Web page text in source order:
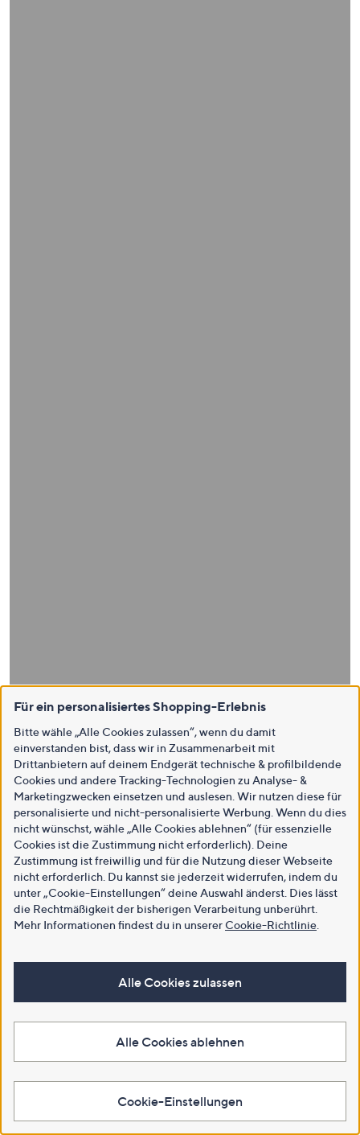
Für ein personalisiertes Shopping-Erlebnis
Bitte wähle „Alle Cookies zulassen“, wenn du damit
einverstanden bist, dass wir in Zusammenarbeit mit
Drittanbietern auf deinem Endgerät technische & profilbildende
Cookies und andere Tracking-Technologien zu Analyse- &
Marketingzwecken einsetzen und auslesen. Wir nutzen diese für
personalisierte und nicht-personalisierte Werbung. Wenn du dies
nicht wünschst, wähle „Alle Cookies ablehnen“ (für essenzielle
Cookies ist die Zustimmung nicht erforderlich). Deine
Zustimmung ist freiwillig und für die Nutzung dieser Webseite
nicht erforderlich. Du kannst sie jederzeit widerrufen, indem du
unter „Cookie-Einstellungen“ deine Auswahl änderst. Dies lässt
die Rechtmäßigkeit der bisherigen Verarbeitung unberührt.
Mehr Informationen findest du in unsererCookie-Richtlinie
Alle Cookies zulassen
Alle Cookies ablehnen
Cookie-Einstellungen